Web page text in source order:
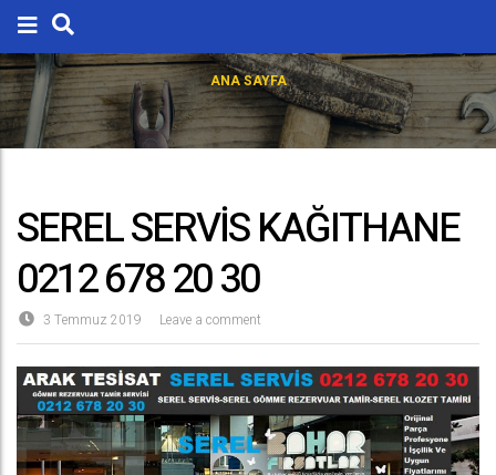
ANA SAYFA
SEREL SERVİS KAĞITHANE
0212 678 20 30
3 Temmuz 2019 Leave a comment